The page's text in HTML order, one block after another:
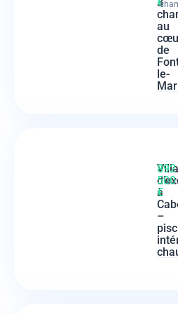
au
de
le-
Villa
à
–
892
500
€
4